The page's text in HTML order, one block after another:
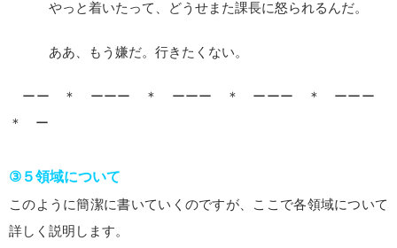
やっと着いたって、どうせまた課長に怒られるんだ。
ああ、もう嫌だ。行きたくない。
ーー ＊ ーーー ＊ ーーー ＊ ーーー ＊ ーーー
＊ ー
③５領域について
このように簡潔に書いていくのですが、ここで各領域について
詳しく説明します。